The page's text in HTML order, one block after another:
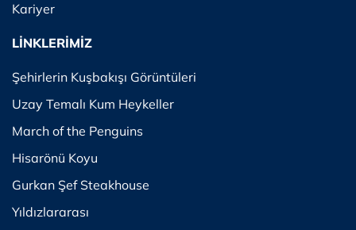
Kariyer
LİNKLERİMİZ
Şehirlerin Kuşbakışı Görüntüleri
Uzay Temalı Kum Heykeller
March of the Penguins
Hisarönü Koyu
Gurkan Şef Steakhouse
Yıldızlararası